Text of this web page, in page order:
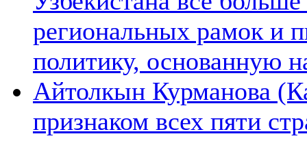
региональных рамок и
политику, основанную
Айтолкын Курманова
признаком всех пяти